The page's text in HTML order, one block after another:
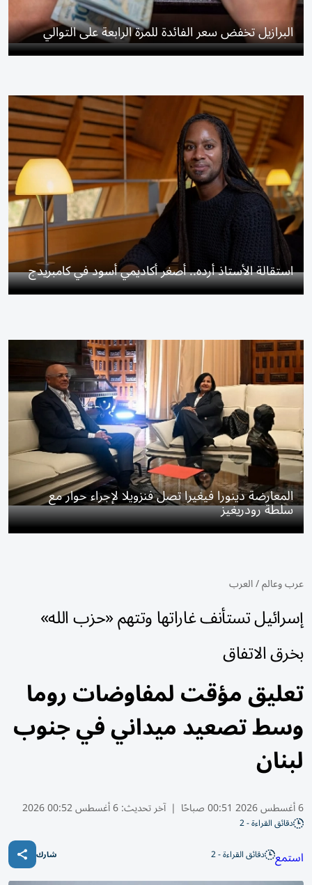
البرازيل تخفض سعر الفائدة للمرة الرابعة على التوالي
استقالة الأستاذ أرده.. أصغر أكاديمي أسود في كامبريدج
المعارضة دينورا فيغيرا تصل فنزويلا لإجراء حوار مع
سلطة رودريغيز
عرب وعالم/العرب
إسرائيل تستأنف غاراتها وتتهم «حزب الله»
بخرق الاتفاق
تعليق مؤقت لمفاوضات روما
وسط تصعيد ميداني في جنوب
لبنان
6 أغسطس 2026 00:51 صباحًا | آخر تحديث:6 أغسطس 00:52 2026
دقائق القراءة - 2
استمع دقائق القراءة - 2 شارك